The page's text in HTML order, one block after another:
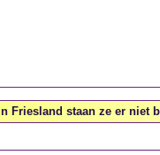
In Friesland staan ze er niet